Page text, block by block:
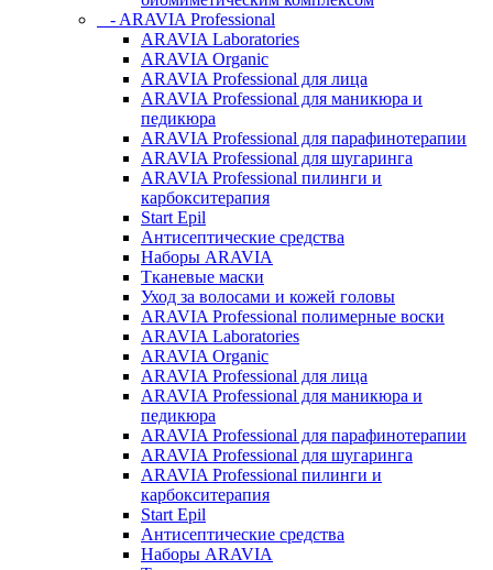
- ARAVIA Professional
ARAVIA Laboratories
ARAVIA Organic
ARAVIA Professional для лица
ARAVIA Professional для маникюра и
педикюра
ARAVIA Professional для парафинотерапии
ARAVIA Professional для шугаринга
ARAVIA Professional пилинги и
карбокситерапия
Start Epil
Антисептические средства
Наборы ARAVIA
Тканевые маски
Уход за волосами и кожей головы
ARAVIA Professional полимерные воски
ARAVIA Laboratories
ARAVIA Organic
ARAVIA Professional для лица
ARAVIA Professional для маникюра и
педикюра
ARAVIA Professional для парафинотерапии
ARAVIA Professional для шугаринга
ARAVIA Professional пилинги и
карбокситерапия
Start Epil
Антисептические средства
Наборы ARAVIA